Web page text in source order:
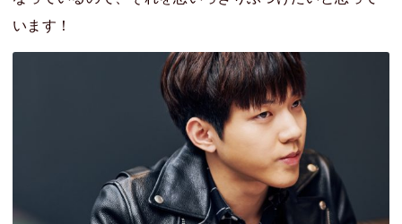
います！